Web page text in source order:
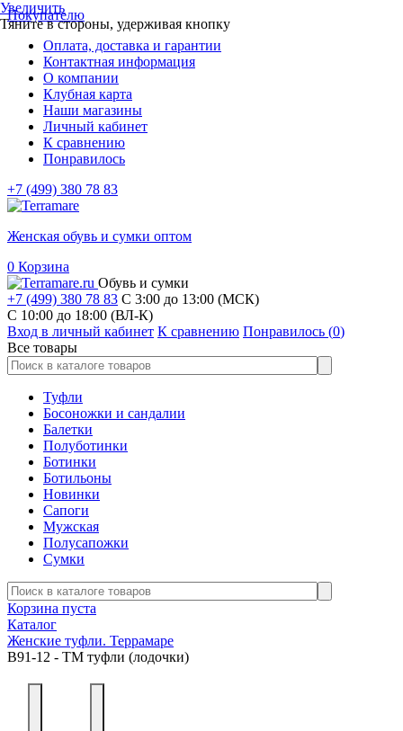
Покупателю
Оплата, доставка и гарантии
Контактная информация
О компании
Клубная карта
Наши магазины
Личный кабинет
К сравнению
Понравилось
+7 (499) 380 78 83
Женская обувь и сумки оптом
0 Корзина
Обувь и сумки
+7 (499) 380 78 83 С 3:00 до 13:00 (МСК)
C 10:00 до 18:00 (ВЛ-К)
Вход в личный кабинет К сравнению Понравилось (0)
Все товары
Туфли
Босоножки и сандалии
Балетки
Полуботинки
Ботинки
Ботильоны
Новинки
Сапоги
Мужская
Полусапожки
Сумки
Корзина пуста
Каталог
Женские туфли. Террамаре
В91-12 - ТМ туфли (лодочки)
Увеличить
Тяните в стороны, удерживая кнопку